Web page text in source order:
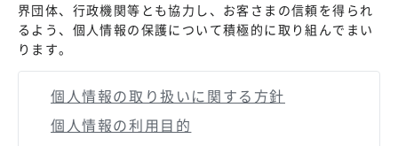
界団体、行政機関等とも協力し、お客さまの信頼を得られ
るよう、個人情報の保護について積極的に取り組んでまい
ります。
個人情報の取り扱いに関する方針
個人情報の利用目的